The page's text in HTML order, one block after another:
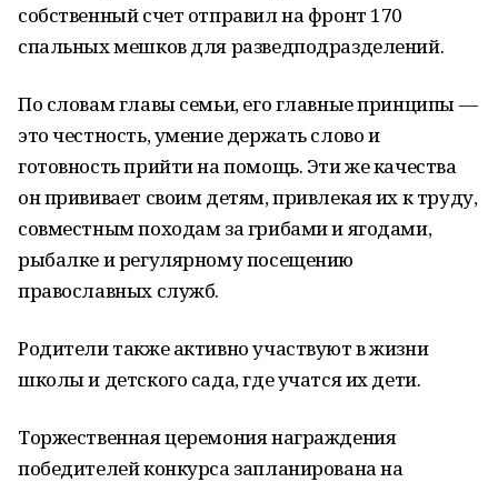
собственный счет отправил на фронт 170
спальных мешков для разведподразделений.
По словам главы семьи, его главные принципы —
это честность, умение держать слово и
готовность прийти на помощь. Эти же качества
он прививает своим детям, привлекая их к труду,
совместным походам за грибами и ягодами,
рыбалке и регулярному посещению
православных служб.
Родители также активно участвуют в жизни
школы и детского сада, где учатся их дети.
Торжественная церемония награждения
победителей конкурса запланирована на